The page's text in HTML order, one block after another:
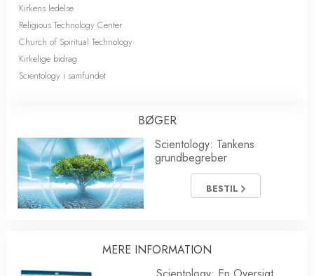
Kirkens ledelse
Religious Technology Center
Church of Spiritual Technology
Kirkelige bidrag
Scientology i samfundet
BØGER
Scientology: Tankens
grundbegreber
BESTIL
MERE INFORMATION